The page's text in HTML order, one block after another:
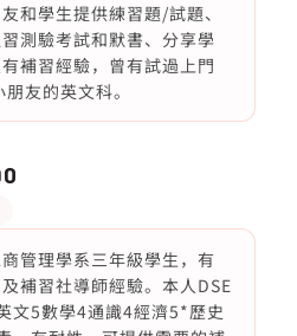
和學生提供練習題/試題、
測驗考試和默書、分享學
補習經驗，曾有試過上門
友的英文科。
管理學系三年級學生，有
補習社導師經驗。本人DSE
文5數學4通識4經濟5*歷史